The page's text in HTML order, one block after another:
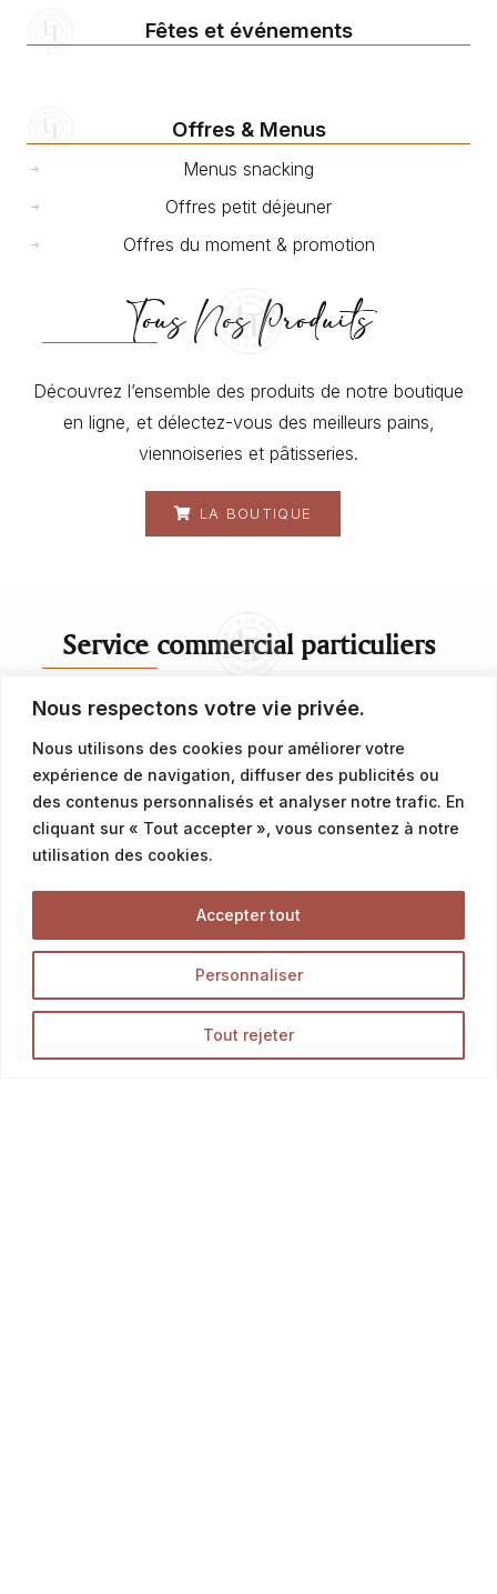
Nous respectons votre vie privée.
Nous utilisons des cookies pour améliorer votre
expérience de navigation, diffuser des publicités ou
des contenus personnalisés et analyser notre trafic. En
cliquant sur « Tout accepter », vous consentez à notre
utilisation des cookies.
Personnaliser
Tout rejeter
Accepter tout
Fêtes et événements
Offres & Menus
Menus snacking
Offres petit déjeuner
Offres du moment & promotion
Tous Nos Produits
Découvrez l’ensemble des produits de notre boutique
en ligne, et délectez-vous des meilleurs pains,
viennoiseries et pâtisseries.
LA BOUTIQUE
Service commercial particuliers
contact@latalemelerie.com
04 76 43 20 09
Service commercial professionnels
04 76 43 20 09
Accueil